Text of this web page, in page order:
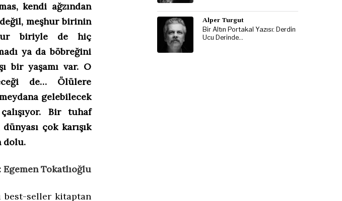
kendi ağzından
meşhur birinin
biriyle de hiç
ya da böbreğini
bir yaşamı var. O
de… Ölülere
gelebilecek
Bir tuhaf
çok karışık
dolu.
Tokatlıoğlu
best-seller kitaptan
Alper Turgut
Bir Altın Portakal Yazısı: Derdin
Ucu Derinde…